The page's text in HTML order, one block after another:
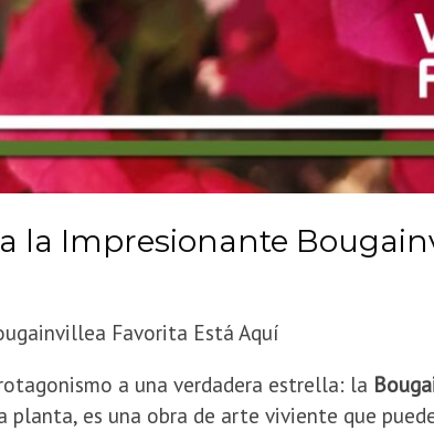
la Impresionante
Favorita Está Aquí
a una verdadera estrella: la
planta, es una obra de arte viviente que